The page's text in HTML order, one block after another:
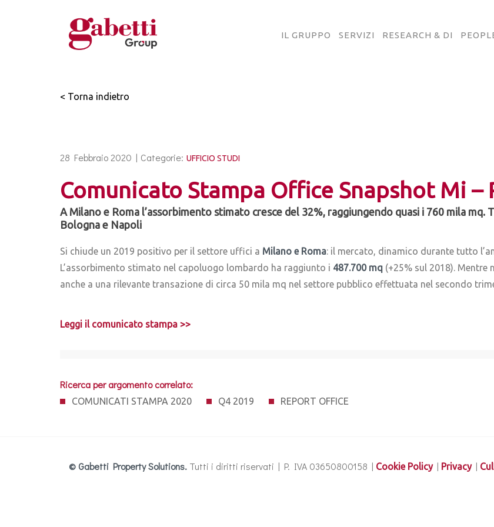
IL GRUPPO SERVIZI RESEARCH & DI
< Torna indietro
28 Febbraio 2020 | Categorie: UFFICIO STUDI
Comunicato Stampa Office Snapshot Mi –
A Milano e Roma l’assorbimento stimato cresce del 32%, raggiungendo quasi i 760 mila mq.
Bologna e Napoli
Si chiude un 2019 positivo per il settore uffici a Milano e Roma: il mercato, dinamico durante tutto
L’assorbimento stimato nel capoluogo lombardo ha raggiunto i 487.700 mq (+25% sul 2018). Mentre
anche a una rilevante transazione di circa 50 mila mq nel settore pubblico effettuata nel secondo
Leggi il comunicato stampa >>
Ricerca per argomento correlato:
COMUNICATI STAMPA 2020 Q4 2019
REPORT OFFICE
© Gabetti Property Solutions. Tutti i diritti riservati | P. IVA 03650800158 | Cookie Policy| Privacy|